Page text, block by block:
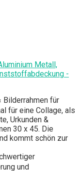
Metall,
-
Bilderrahmen für
für eine Collage, als
Urkunden &
30 x 45. Die
kommt schön zur
und